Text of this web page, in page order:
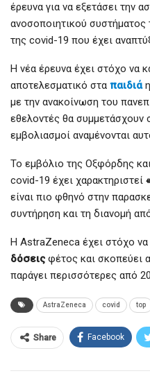
έρευνα για να εξετάσει την
ανοσοποιητικού
της covid-19 που έχει
Η νέα έρευνα έχει στόχο να
αποτελεσματικό στα παιδιά
με την ανακοίνωση του
εθελοντές θα συμμετάσχουν
εμβολιασμοί αναμένονται
Το εμβόλιο της Οξφόρδης
covid-19 έχει χαρακτηριστεί
είναι πιο φθηνό στην
συντήρηση και τη διανομή
Η AstraZeneca έχει στόχο να
δόσεις φέτος και σκοπεύει
παράγει περισσότερες από
AstraZeneca covid top
Share Facebook